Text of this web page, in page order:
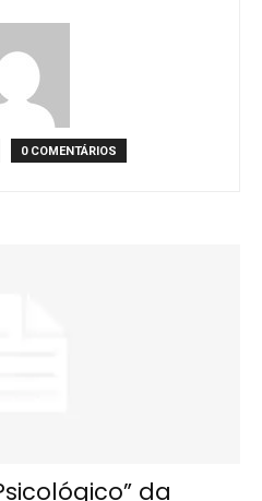
0 COMENTÁRIOS
da